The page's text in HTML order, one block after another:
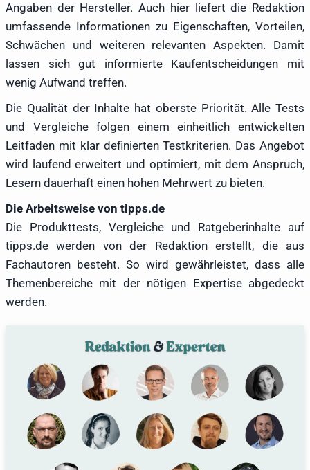
Angaben der Hersteller. Auch hier liefert die Redaktion
umfassende Informationen zu Eigenschaften, Vorteilen,
Schwächen und weiteren relevanten Aspekten. Damit
lassen sich gut informierte Kaufentscheidungen mit
wenig Aufwand treffen.
Die Qualität der Inhalte hat oberste Priorität. Alle Tests
und Vergleiche folgen einem einheitlich entwickelten
Leitfaden mit klar definierten Testkriterien. Das Angebot
wird laufend erweitert und optimiert, mit dem Anspruch,
Lesern dauerhaft einen hohen Mehrwert zu bieten.
Die Arbeitsweise von tipps.de
Die Produkttests, Vergleiche und Ratgeberinhalte auf
tipps.de werden von der Redaktion erstellt, die aus
Fachautoren besteht. So wird gewährleistet, dass alle
Themenbereiche mit der nötigen Expertise abgedeckt
werden.